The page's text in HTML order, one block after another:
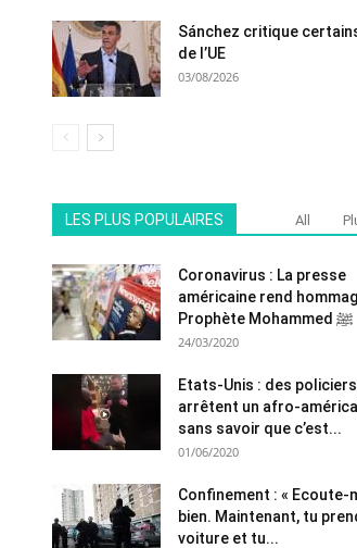
Sánchez critique
de l’UE
03/08/2026
LES PLUS POPULAIRES All
Coronavirus : La presse
américaine rend
Prophète Mohammed ﷺ
24/03/2020
Etats-Unis : des policiers
arrêtent un afro-
sans savoir que c’est...
01/06/2020
Confinement : « Ecoute-
bien. Maintenant, tu
voiture et tu...